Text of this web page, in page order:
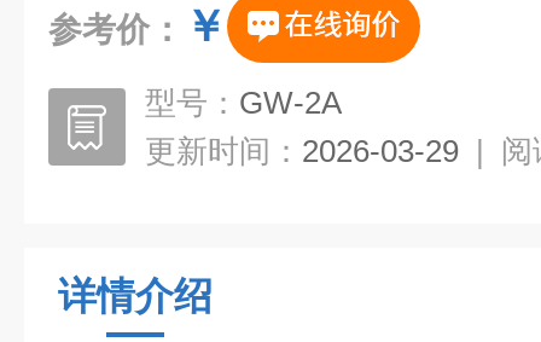
参考价： ￥
型号： GW-2A
更新时间： 2026-03-29 | 阅
详情介绍